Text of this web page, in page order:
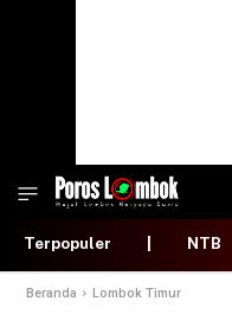
Terpopuler NTB
Beranda Lombok Timur